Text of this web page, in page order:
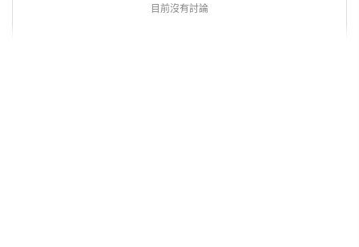
目前沒有討論